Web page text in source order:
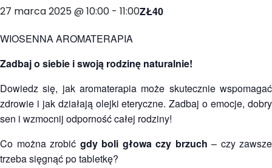
27 marca 2025 @ 10:00 - 11:00ZŁ40
WIOSENNA AROMATERAPIA
Zadbaj o siebie i swoją rodzinę naturalnie!
Dowiedz się, jak aromaterapia może skutecznie wspomagać
zdrowie i jak działają olejki eteryczne. Zadbaj o emocje, dobry
sen i wzmocnij odporność całej rodziny!
Co można zrobić gdy boli głowa czy brzuch – czy zawsze
trzeba sięgnąć po tabletkę?